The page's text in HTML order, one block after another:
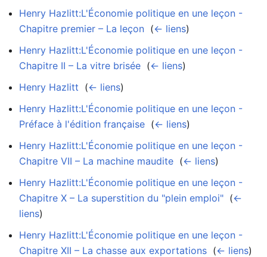
Henry Hazlitt:L'Économie politique en une leçon -
Chapitre premier – La leçon (← liens)
Henry Hazlitt:L'Économie politique en une leçon -
Chapitre II – La vitre brisée (← liens)
Henry Hazlitt (← liens)
Henry Hazlitt:L'Économie politique en une leçon -
Préface à l'édition française (← liens)
Henry Hazlitt:L'Économie politique en une leçon -
Chapitre VII – La machine maudite (← liens)
Henry Hazlitt:L'Économie politique en une leçon -
Chapitre X – La superstition du "plein emploi" (←
liens)
Henry Hazlitt:L'Économie politique en une leçon -
Chapitre XII – La chasse aux exportations (← liens)